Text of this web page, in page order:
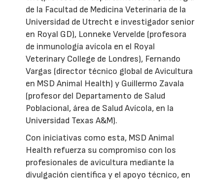
de la Facultad de Medicina Veterinaria de la
Universidad de Utrecht e investigador senior
en Royal GD), Lonneke Vervelde (profesora
de inmunología avícola en el Royal
Veterinary College de Londres), Fernando
Vargas (director técnico global de Avicultura
en MSD Animal Health) y Guillermo Zavala
(profesor del Departamento de Salud
Poblacional, área de Salud Avícola, en la
Universidad Texas A&M).
Con iniciativas como esta, MSD Animal
Health refuerza su compromiso con los
profesionales de avicultura mediante la
divulgación científica y el apoyo técnico, en